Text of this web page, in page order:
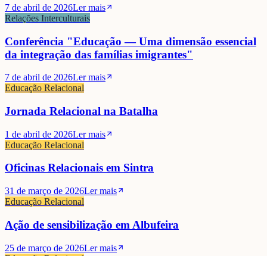
7 de abril de 2026Ler mais
Relações Interculturais
Conferência "Educação — Uma dimensão essencial
da integração das famílias imigrantes"
7 de abril de 2026Ler mais
Educação Relacional
Jornada Relacional na Batalha
1 de abril de 2026Ler mais
Educação Relacional
Oficinas Relacionais em Sintra
31 de março de 2026Ler mais
Educação Relacional
Ação de sensibilização em Albufeira
25 de março de 2026Ler mais